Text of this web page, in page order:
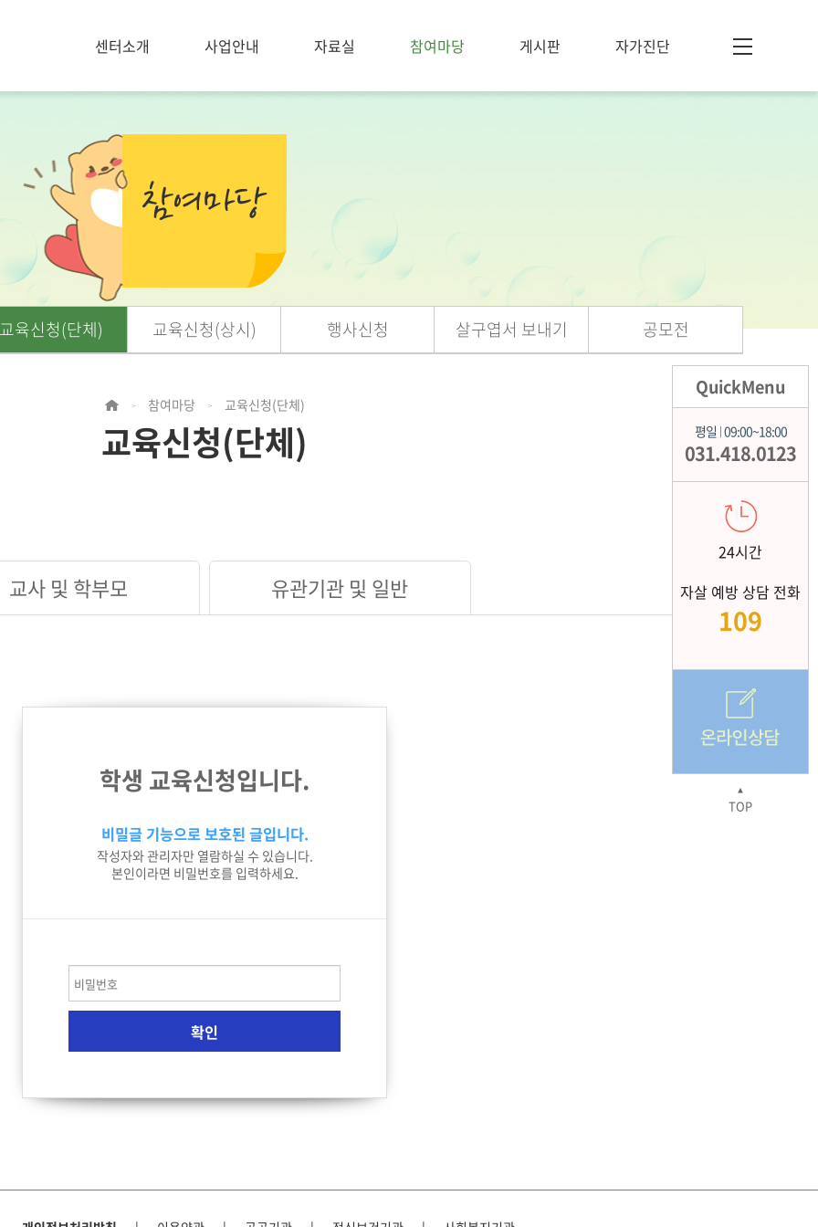
센터소개 사업안내 자료실 참여마당 게시판 자가진단
육신청(단체) 교육신청(상시) 행사신청 살구엽서 보내기 공모전
> 참여마당 > 교육신청(단체)
교육신청(단체)
교사 및 학부모 유관기관 및 일반
학생 교육신청입니다.
비밀글 기능으로 보호된 글입니다.
작성자와 관리자만 열람하실 수 있습니다.
본인이라면 비밀번호를 입력하세요.
QuickMenu
평일 | 09:00~18:00
031.418.0123
24시간
자살 예방 상담 전화
109
▲
TOP